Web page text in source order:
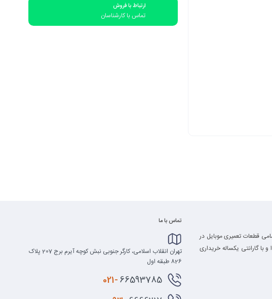
ارتباط با فروش
تماس با کارشناسان
قطعات تعمیری موبایل در
با گارانتی یکساله خریداری
تماس با ما
تهران انقلاب اسلامی، کارگر جنوبی نبش کوچه آیرم برج 207 پلاک
826 طبقه اول
021-66593785